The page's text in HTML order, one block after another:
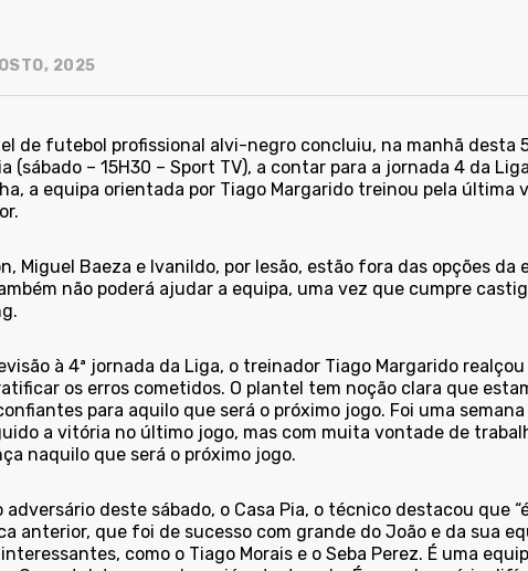
2025
de futebol profissional alvi-negro concluiu, na manhã desta
(sábado – 15H30 – Sport TV), a contar para a jornada 4 da
a equipa orientada por Tiago Margarido treinou pela última
Miguel Baeza e Ivanildo, por lesão, estão fora das opções
não poderá ajudar a equipa, uma vez que cumpre
à 4ª jornada da Liga, o treinador Tiago Margarido
os erros cometidos. O plantel tem noção clara que
para aquilo que será o próximo jogo. Foi uma
a vitória no último jogo, mas com muita vontade de
naquilo que será o próximo jogo.
adversário deste sábado, o Casa Pia, o técnico destacou que
anterior, que foi de sucesso com grande do João e da sua
como o Tiago Morais e o Seba Perez. É uma